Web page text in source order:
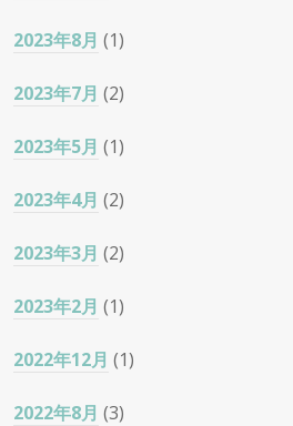
2023年8月 (1)
2023年7月 (2)
2023年5月 (1)
2023年4月 (2)
2023年3月 (2)
2023年2月 (1)
2022年12月 (1)
2022年8月 (3)